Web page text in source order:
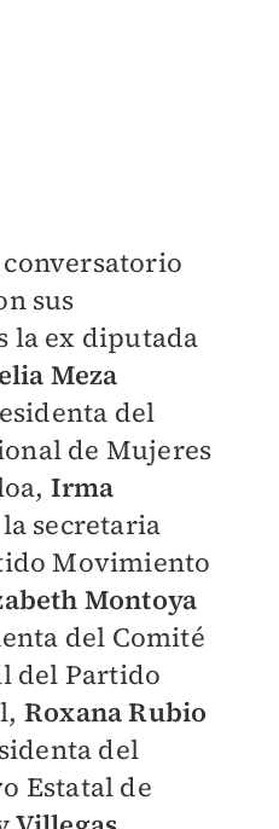
sus
la ex diputada
Meza
del
de Mujeres
Irma
secretaria
Movimiento
Montoya
del Comité
del Partido
Roxana Rubio
del
Estatal de